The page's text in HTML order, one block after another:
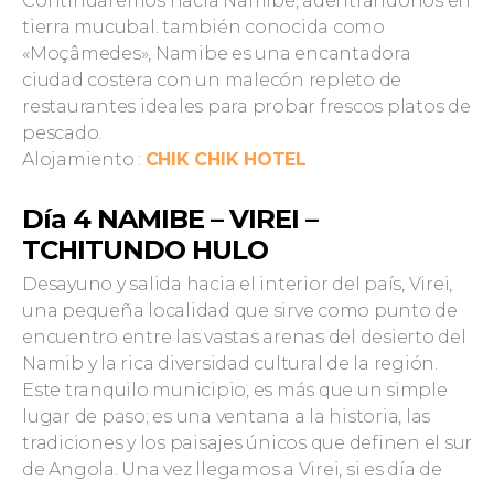
tierra mucubal. también conocida como
«Moçâmedes», Namibe es una encantadora
ciudad costera con un malecón repleto de
restaurantes ideales para probar frescos platos de
pescado.
Alojamiento : CHIK CHIK HOTEL
Día 4 NAMIBE – VIREI –
TCHITUNDO HULO
Desayuno y salida hacia el interior del país, Virei,
una pequeña localidad que sirve como punto de
encuentro entre las vastas arenas del desierto del
Namib y la rica diversidad cultural de la región.
Este tranquilo municipio, es más que un simple
lugar de paso; es una ventana a la historia, las
tradiciones y los paisajes únicos que definen el sur
de Angola. Una vez llegamos a Virei, si es día de